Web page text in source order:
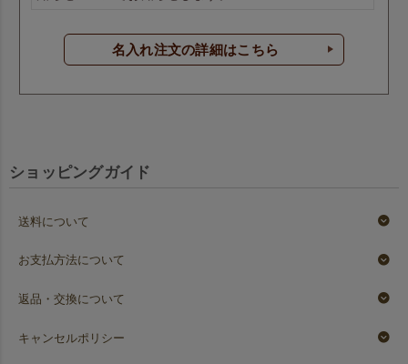
名入れ注文の詳細はこちら
ショッピングガイド
送料について
お支払方法について
返品・交換について
キャンセルポリシー